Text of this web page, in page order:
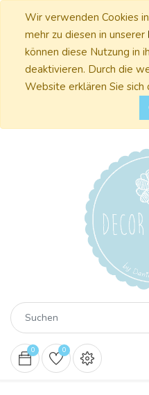
Wir verwenden Cookies
mehr zu diesen in unserer
können diese Nutzung in
deaktivieren. Durch die
Website erklären Sie sich
0 0